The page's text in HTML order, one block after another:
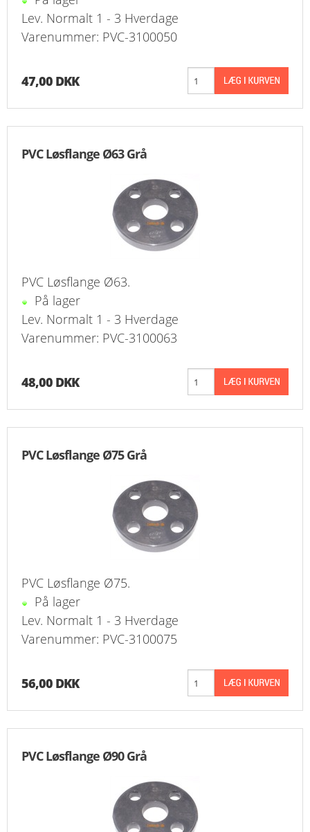
Lev. Normalt 1 - 3 Hverdage
Varenummer: PVC-3100050
47,00 DKK
PVC Løsflange Ø63 Grå
PVC Løsflange Ø63.
På lager
Lev. Normalt 1 - 3 Hverdage
Varenummer: PVC-3100063
48,00 DKK
PVC Løsflange Ø75 Grå
PVC Løsflange Ø75.
På lager
Lev. Normalt 1 - 3 Hverdage
Varenummer: PVC-3100075
56,00 DKK
PVC Løsflange Ø90 Grå